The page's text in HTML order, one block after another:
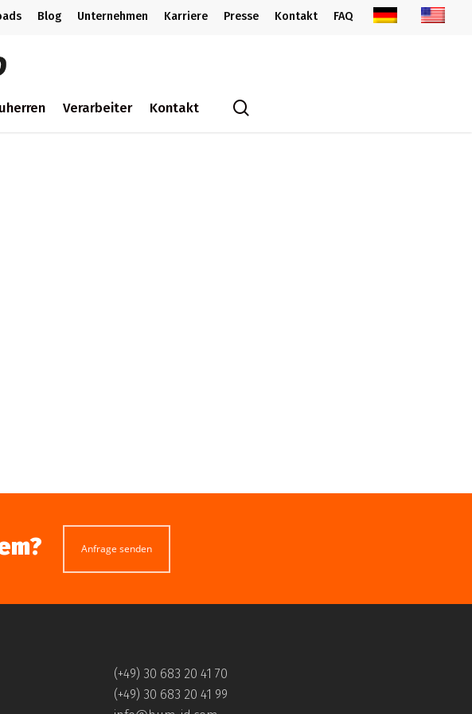
Blog Unternehmen Karriere Presse Kontakt FAQ
Verarbeiter Kontakt
Anfrage senden
(+49) 30 683 20 41 70
(+49) 30 683 20 41 99